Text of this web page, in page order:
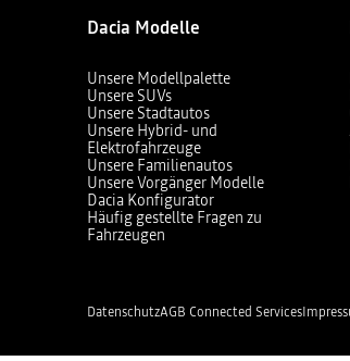
Dacia Modelle
Unsere Modellpalette
Unsere SUVs
Unsere Stadtautos
Unsere Hybrid- und
Elektrofahrzeuge
Unsere Familienautos
Unsere Vorgänger Modelle
Dacia Konfigurator
Häufig gestellte Fragen zu
Fahrzeugen
DatenschutzAGB Connected Services